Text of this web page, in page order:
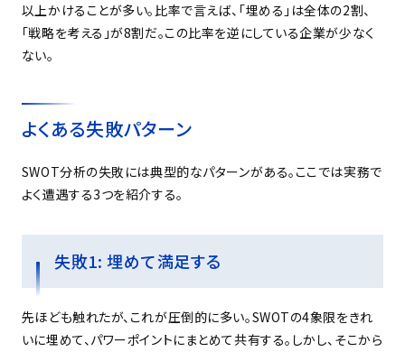
以上かけることが多い。比率で言えば、「埋める」は全体の2割、
「戦略を考える」が8割だ。この比率を逆にしている企業が少なく
ない。
よくある失敗パターン
SWOT分析の失敗には典型的なパターンがある。ここでは実務で
よく遭遇する3つを紹介する。
失敗1: 埋めて満足する
先ほども触れたが、これが圧倒的に多い。SWOTの4象限をきれ
いに埋めて、パワーポイントにまとめて共有する。しかし、そこから